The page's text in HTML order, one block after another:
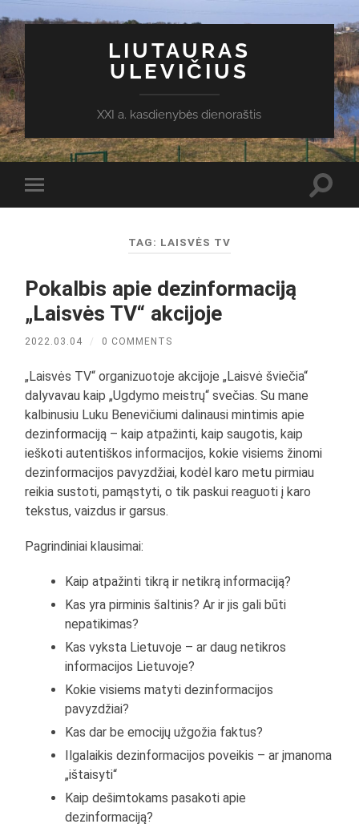
LIUTAURAS
ULEVIČIUS
XXI a. kasdienybės dienoraštis
Toggle
mobile
TAG: LAISVĖS TV
Pokalbis apie dezinformaciją
„Laisvės TV“ akcijoje
2022.03.04 / 0 COMMENTS
„Laisvės TV“ organizuotoje akcijoje „Laisvė šviečia“
dalyvavau kaip „Ugdymo meistrų“ svečias. Su mane
kalbinusiu Luku Benevičiumi dalinausi mintimis apie
dezinformaciją – kaip atpažinti, kaip saugotis, kaip
ieškoti autentiškos informacijos, kokie visiems žinomi
dezinformacijos pavyzdžiai, kodėl karo metu pirmiau
reikia sustoti, pamąstyti, o tik paskui reaguoti į karo
tekstus, vaizdus ir garsus.
Pagrindiniai klausimai:
Kaip atpažinti tikrą ir netikrą informaciją?
Kas yra pirminis šaltinis? Ar ir jis gali būti
nepatikimas?
Kas vyksta Lietuvoje – ar daug netikros
informacijos Lietuvoje?
Kokie visiems matyti dezinformacijos
pavyzdžiai?
Kas dar be emocijų užgožia faktus?
Ilgalaikis dezinformacijos poveikis – ar įmanoma
„ištaisyti“
Kaip dešimtokams pasakoti apie
dezinformaciją?